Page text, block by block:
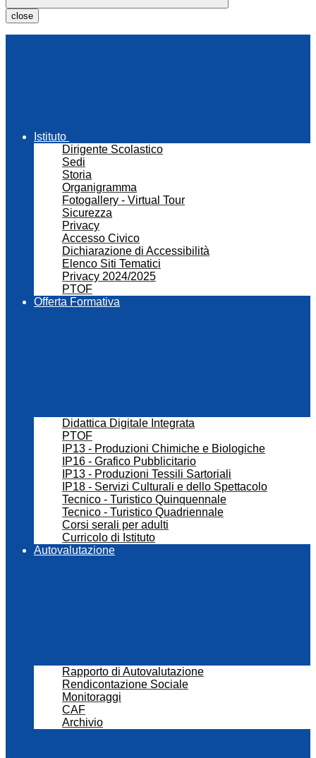
close
Istituto
Dirigente Scolastico
Sedi
Storia
Organigramma
Fotogallery - Virtual Tour
Sicurezza
Privacy
Accesso Civico
Dichiarazione di Accessibilità
Elenco Siti Tematici
Privacy 2024/2025
PTOF
Offerta Formativa
Didattica Digitale Integrata
PTOF
IP13 - Produzioni Chimiche e Biologiche
IP16 - Grafico Pubblicitario
IP13 - Produzioni Tessili Sartoriali
IP18 - Servizi Culturali e dello Spettacolo
Tecnico - Turistico Quinquennale
Tecnico - Turistico Quadriennale
Corsi serali per adulti
Curricolo di Istituto
Autovalutazione
Rapporto di Autovalutazione
Rendicontazione Sociale
Monitoraggi
CAF
Archivio